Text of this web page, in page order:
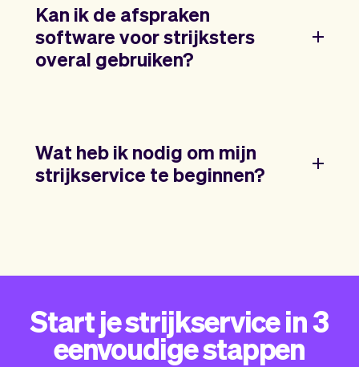
Kan ik de afspraken
software voor strijksters
overal gebruiken?
Wat heb ik nodig om mijn
strijkservice te beginnen?
Start je strijkservice in 3
eenvoudige stappen